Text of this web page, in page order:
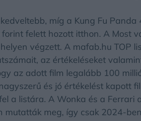
míg a Kung Fu Panda
felett hozott itthon. A Most
végzett. A mafab.hu TOP
az értékeléseket
az adott film legalább 100
és jó értékelést kapott
a listára. A Wonka és a Ferrari
mutatták meg, így csak 2024-